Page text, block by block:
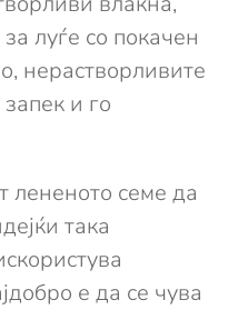
луѓе со покачен
нерастворливите
и го
лененото семе да
така
е да се чува